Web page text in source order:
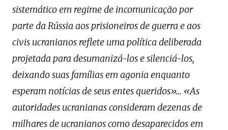
sistemático em regime de incomunicação por
parte da Rússia aos prisioneiros de guerra e aos
civis ucranianos reflete uma política deliberada
projetada para desumanizá-los e silenciá-los,
deixando suas famílias em agonia enquanto
esperam notícias de seus entes queridos»… «As
autoridades ucranianas consideram dezenas de
milhares de ucranianos como desaparecidos em